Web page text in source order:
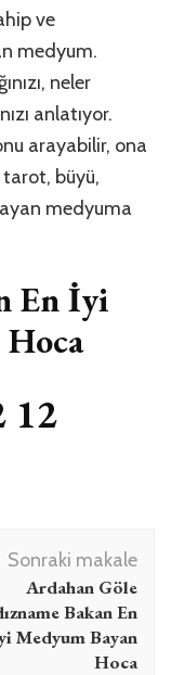
ve
medyum.
neler
anlatıyor.
arayabilir, ona
büyü,
medyuma
En İyi
12
Sonraki makale
Ardahan Göle
Bakan En
Medyum Bayan
Hoca